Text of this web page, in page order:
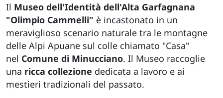
Il Museo dell'Identità dell'Alta Garfagnana
"Olimpio Cammelli" è incastonato in un
meraviglioso scenario naturale tra le montagne
delle Alpi Apuane sul colle chiamato "Casa"
nel Comune di Minucciano. Il Museo raccoglie
una ricca collezione dedicata a lavoro e ai
mestieri tradizionali del passato.